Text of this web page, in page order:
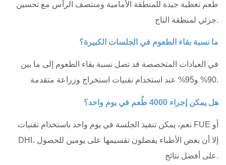
طُعم تغطية جيدة للمنطقة الأمامية ومنتصف الرأس مع تحسين
جزئي لمنطقة التاج.
ما نسبة بقاء الطعوم في الجلسات الكبيرة؟
في العيادات المتخصصة قد تصل نسبة بقاء الطعوم إلى ما بين
90% و95% عند استخدام تقنيات استخراج وزراعة متقدمة.
هل يمكن إجراء 4000 طُعم في يوم واحد؟
نعم، يمكن تنفيذ الجلسة في يوم واحد باستخدام تقنيات FUE أو
DHI، إلا أن بعض الأطباء يفضلون تقسيمها على يومين للحصول
على أفضل نتائج.